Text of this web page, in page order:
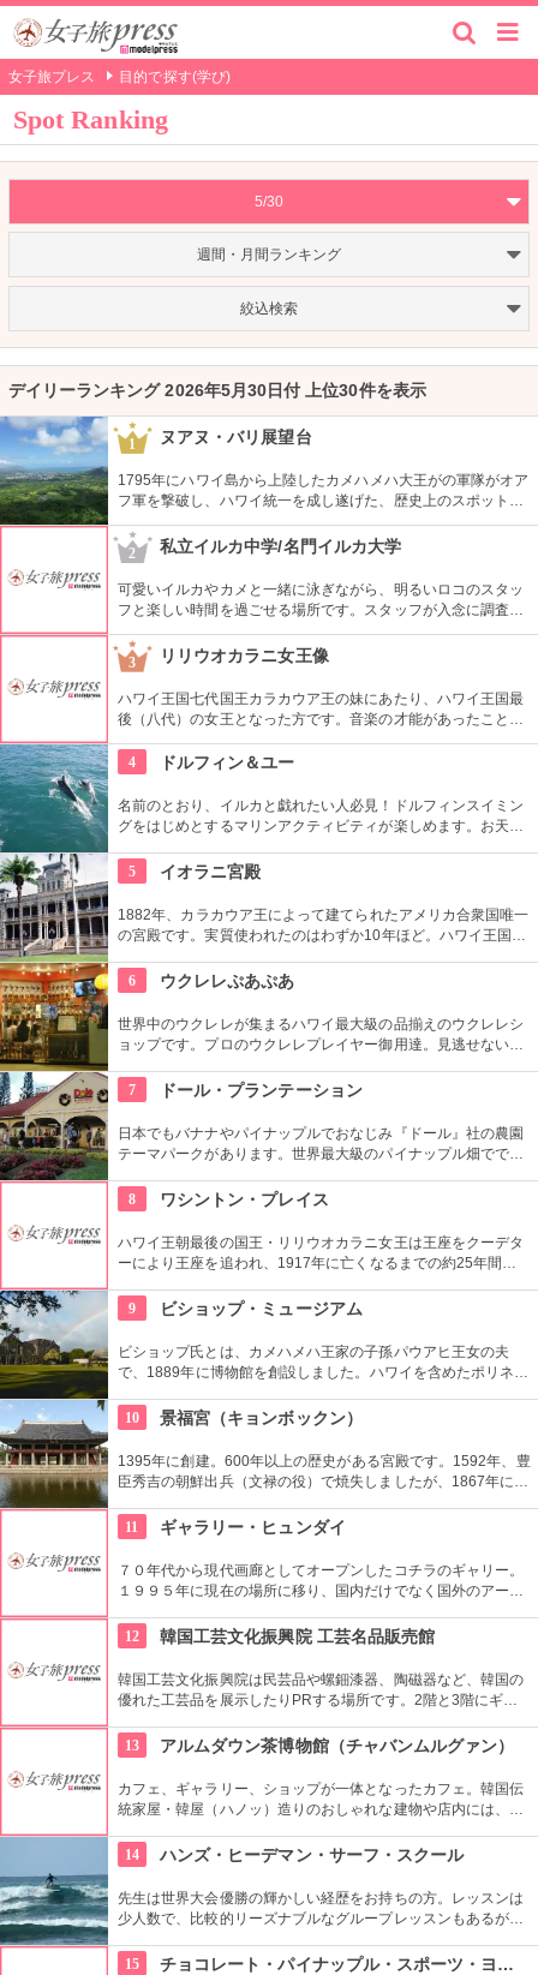
女子旅プレス 目的で探す(学び)
Spot Ranking
5/30
週間・月間ランキング
絞込検索
デイリーランキング 2026年5月30日付 上位30件を表示
1 ヌアヌ・バリ展望台
1795年にハワイ島から上陸したカメハメハ大王がの軍隊がオア
フ軍を撃破し、ハワイ統一を成し遂げた、歴史上のスポットで
もあります。切り立つ断崖高さ900メートルにものぼり、ここ
から広がる絶景は感動モノ。海から吹く風は強烈です。
2 私立イルカ中学/名門イルカ大学
可愛いイルカやカメと一緒に泳ぎながら、明るいロコのスタッ
フと楽しい時間を過ごせる場所です。スタッフが入念に調査す
るため、イルカ遭遇率の高さも評判。マリンスポーツやダンス
やフラなどの“授業”もあります。“卒業”時の達成感は一緒の思い
出になりそうですね。
3 リリウオカラニ女王像
ハワイ王国七代国王カラカウア王の妹にあたり、ハワイ王国最
後（八代）の女王となった方です。音楽の才能があったことで
も有名で、『アロハオエ』を作曲しました。日本でもその優し
いメロディーが親しまれていますね。
4 ドルフィン＆ユー
名前のとおり、イルカと戯れたい人必見！ドルフィンスイミン
グをはじめとするマリンアクティビティが楽しめます。お天気
いそう。バーベキューやフラ、ウクレレ演奏など、嬉しいおも
てなしも。
5 イオラニ宮殿
1882年、カラカウア王によって建てられたアメリカ合衆国唯一
の宮殿です。実質使われたのはわずか10年ほど。ハワイ王国滅
を経て一般公開されました。豪華絢爛な調度品は当時の4割程
度の数だとか。
6 ウクレレぷあぷあ
世界中のウクレレが集まるハワイ最大級の品揃えのウクレレシ
ョップです。プロのウクレレプレイヤー御用達。見逃せないの
なるまで教えてくれるなんて、かなり太っ腹じゃないですか。
7 ドール・プランテーション
日本でもバナナやパイナップルでおなじみ『ドール』社の農園
テーマパークがあります。世界最大級のパイナップル畑ででき
めるアトラクションがあります。カワイイお土産もいっぱい。
8 ワシントン・プレイス
ハワイ王朝最後の国王・リリウオカラニ女王は王座をクーデタ
ーにより王座を追われ、1917年に亡くなるまでの約25年間、
に才能のあった女性。ピアノやギターの展示品も見ることがで
きます。
9 ビショップ・ミュージアム
ビショップ氏とは、カメハメハ王家の子孫パウアヒ王女の夫
で、1889年に博物館を創設しました。ハワイを含めたポリネシ
や中の吹き抜け、インテリアも見ごたえあります。
10 景福宮（キョンボックン）
1395年に創建。600年以上の歴史がある宮殿です。1592年、豊
臣秀吉の朝鮮出兵（文禄の役）で焼失しましたが、1867年に再
重ねましたが、もとの姿に戻そうという動きが現在まで続いて
います。
11 ギャラリー・ヒュンダイ
７０年代から現代画廊としてオープンしたコチラのギャリー。
１９９５年に現在の場所に移り、国内だけでなく国外のアーテ
示できるスペースを設け、モダン美術の流れを感じる事が出来
る、国内最高のギャラリーとしての評価も。
12 韓国工芸文化振興院 工芸名品販売館
韓国工芸文化振興院は民芸品や螺鈿漆器、陶磁器など、韓国の
優れた工芸品を展示したりPRする場所です。2階と3階にギャ
す。美しく、かつ実用性のある商品が売られています。
13 アルムダウン茶博物館（チャバンムルグァン）
カフェ、ギャラリー、ショップが一体となったカフェ。韓国伝
統家屋・韓屋（ハノッ）造りのおしゃれな建物や店内には、ま
び、優雅な気分でお茶を味わえます。ギャラリーは入場無料な
ので、カフェでお茶を飲まない人も観覧できます。
14 ハンズ・ヒーデマン・サーフ・スクール
先生は世界大会優勝の輝かしい経歴をお持ちの方。レッスンは
少人数で、比較的リーズナブルなグループレッスンもあるが、
心者の方も基本動作からきちんと学んで、いざ海へ！
15 チョコレート・パイナップル・スポーツ・ヨガ・スタジオ